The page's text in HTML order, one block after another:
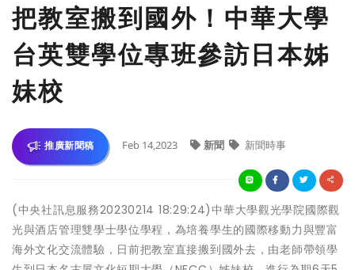
把教室搬到國外！中華大學
台英雙學位專班參訪日本姊
妹校
推廣新聞稿 Feb 14,2023 新聞 新聞時事
(中央社訊息服務20230214 18:29:24)中華大學觀光學院國際觀
光與酒店管理雙學士學位學程，為培養學生的國際移動力與豐富
海外文化交流體驗，日前把教室直接搬到國外去，由老師帶領學